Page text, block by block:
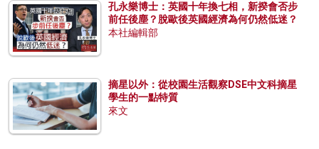
孔永樂博士：英國十年換七相，新揆會否步
前任後塵？脫歐後英國經濟為何仍然低迷？
本社編輯部
摘星以外：從校園生活觀察DSE中文科摘星
學生的一點特質
來文